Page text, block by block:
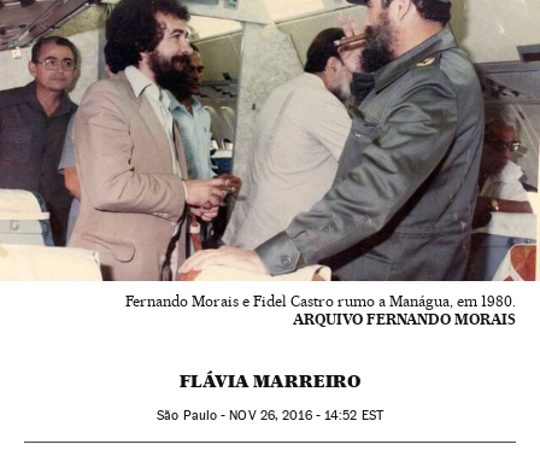
Fernando Morais e Fidel Castro rumo a Manágua, em 1980.
ARQUIVO FERNANDO MORAIS
FLÁVIA MARREIRO
São Paulo - NOV26, 2016 - 14:52 EST